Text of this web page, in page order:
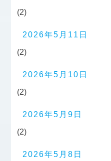
(2)
2026年5月11日
(2)
2026年5月10日
(2)
2026年5月9日
(2)
2026年5月8日